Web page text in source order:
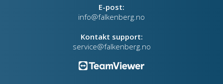
E-post:
info@falkenberg.no
Kontakt support:
service@falkenberg.no